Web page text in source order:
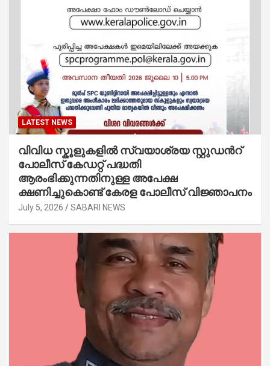
LATEST NEWS
വിവിധ സ്കൂളുകളില്‍ സ്വയാശ്രയ സ്റ്റുഡന്‍റ്
പോലീസ് കേഡറ്റ് പദ്ധതി
ആരംഭിക്കുന്നതിനുള്ള അപേക്ഷ
ക്ഷണിച്ചുകൊണ്ട് കേരള പോലീസ് വിജ്ഞാപനം
July 5, 2026 SABARI NEWS